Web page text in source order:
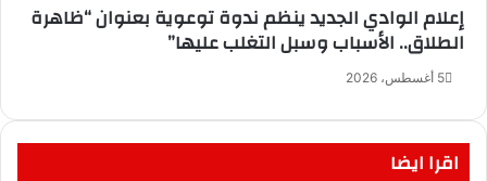
إعلام الوادي الجديد ينظم ندوة توعوية بعنوان “ظاهرة
الطلاق.. الأسباب وسبل التغلب عليها”
5 أغسطس، 2026
اقرا ايضا